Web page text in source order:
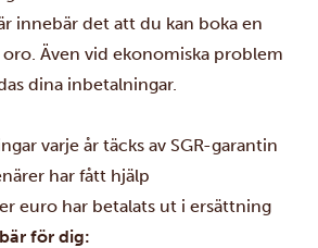
innebär det att du kan boka en
oro. Även vid ekonomiska problem
dina inbetalningar.
varje år täcks av SGR-garantin
har fått hjälp
euro har betalats ut i ersättning
för dig: